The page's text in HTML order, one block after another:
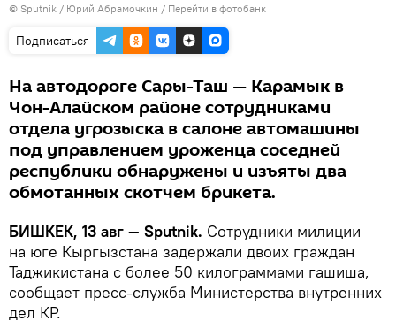
© Sputnik / Юрий Абрамочкин / Перейти в фотобанк
Подписаться
На автодороге Сары-Таш — Карамык в
Чон-Алайском районе сотрудниками
отдела угрозыска в салоне автомашины
под управлением уроженца соседней
республики обнаружены и изъяты два
обмотанных скотчем брикета.
БИШКЕК, 13 авг — Sputnik. Сотрудники милиции
на юге Кыргызстана задержали двоих граждан
Таджикистана с более 50 килограммами гашиша,
сообщает пресс-служба Министерства внутренних
дел КР.